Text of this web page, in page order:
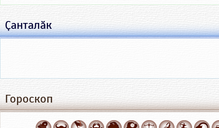
Ҫанталӑк
Гороскоп